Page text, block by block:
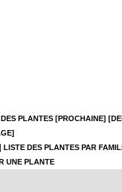
PLANTES [PROCHAINE]
LISTE DES PLANTES PAR
UNE PLANTE